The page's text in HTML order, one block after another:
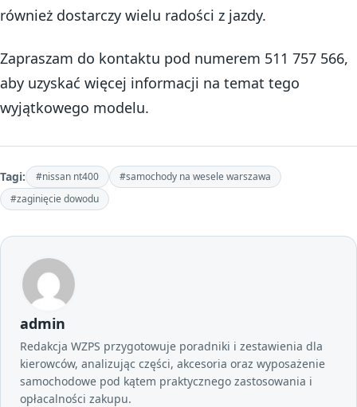
również dostarczy wielu radości z jazdy.
Zapraszam do kontaktu pod numerem 511 757 566,
aby uzyskać więcej informacji na temat tego
wyjątkowego modelu.
Tagi: #nissan nt400
#samochody na wesele warszawa
#zaginięcie dowodu
admin
Redakcja WZPS przygotowuje poradniki i zestawienia dla
kierowców, analizując części, akcesoria oraz wyposażenie
samochodowe pod kątem praktycznego zastosowania i
opłacalności zakupu.